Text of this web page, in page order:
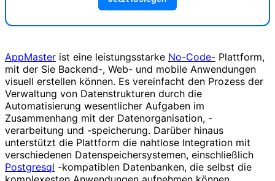
AppMaster ist eine leistungsstarke No-Code- Plattform,
mit der Sie Backend-, Web- und mobile Anwendungen
visuell erstellen können. Es vereinfacht den Prozess der
Verwaltung von Datenstrukturen durch die
Automatisierung wesentlicher Aufgaben im
Zusammenhang mit der Datenorganisation, -
verarbeitung und -speicherung. Darüber hinaus
unterstützt die Plattform die nahtlose Integration mit
verschiedenen Datenspeichersystemen, einschließlich
Postgresql -kompatiblen Datenbanken, die selbst die